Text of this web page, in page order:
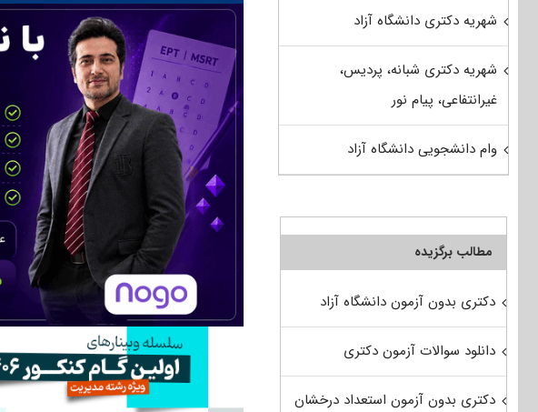
شهریه دکتری دانشگاه آزاد
شهریه دکتری شبانه، پردیس،
غیرانتفاعی، پیام نور
وام دانشجویی دانشگاه آزاد
مطالب برگزیده
دکتری بدون آزمون دانشگاه آزاد
دانلود سوالات آزمون دکتری
دکتری بدون آزمون استعداد درخشان